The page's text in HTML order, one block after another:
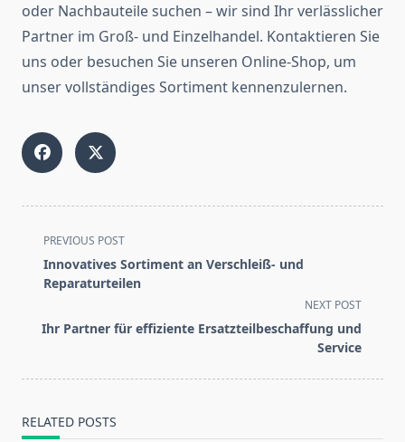
oder Nachbauteile suchen – wir sind Ihr verlässlicher
Partner im Groß- und Einzelhandel. Kontaktieren Sie
uns oder besuchen Sie unseren Online-Shop, um
unser vollständiges Sortiment kennenzulernen.
<span
class="nav-
subtitle
reader-
PREVIOUS POST
Innovatives Sortiment an Verschleiß- und
Reparaturteilen
NEXT POST
Ihr Partner für effiziente Ersatzteilbeschaffung und
Service
RELATED POSTS